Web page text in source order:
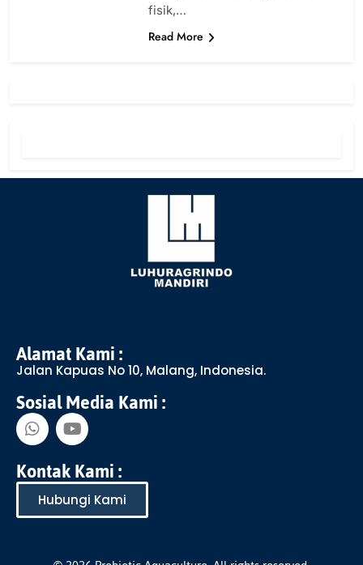
fisik,…
Read More
Alamat Kami :
Jalan Kapuas No 10, Malang, Indonesia.
Sosial Media Kami :
Kontak Kami :
Hubungi Kami